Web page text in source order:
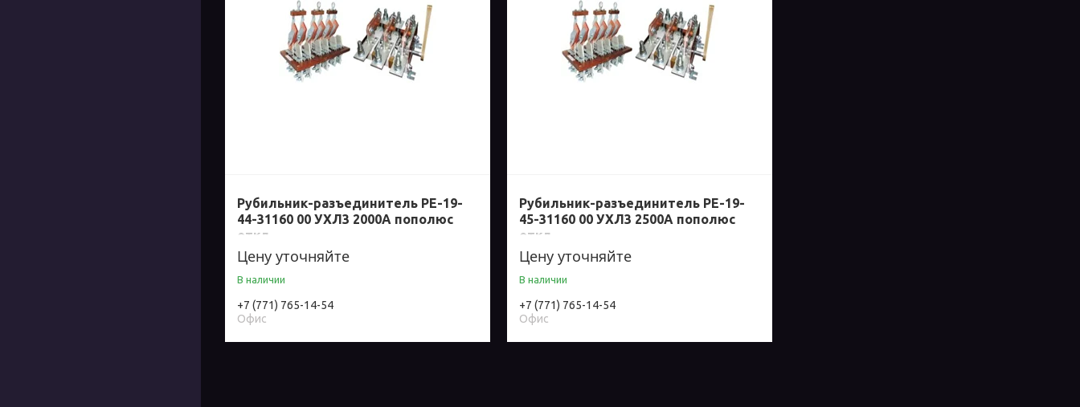
Рубильник-разъединитель РЕ-19-
44-31160 00 УХЛ3 2000А пополюс
откл
Цену уточняйте
В наличии
+7 (771) 765-14-54
Офис
Рубильник-разъединитель РЕ-19-
45-31160 00 УХЛ3 2500А пополюс
откл
Цену уточняйте
В наличии
+7 (771) 765-14-54
Офис